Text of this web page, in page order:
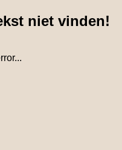
niet vinden!